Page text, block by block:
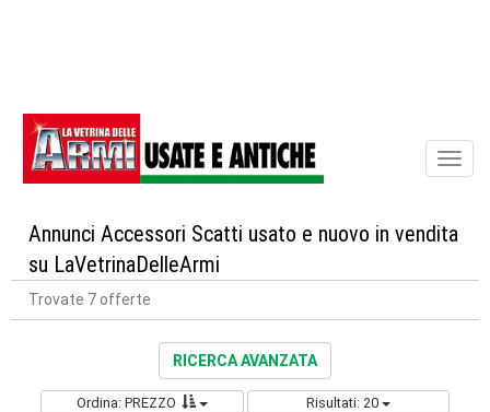
Annunci Accessori Scatti usato e nuovo in vendita
su LaVetrinaDelleArmi
Trovate 7 offerte
RICERCA AVANZATA
Ordina: PREZZO Risultati: 20